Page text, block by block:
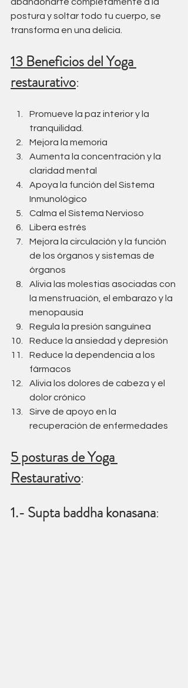
postura y soltar todo tu cuerpo, se
transforma en una delicia.
13 Beneficios del Yoga
restaurativo:
Promueve la paz interior y la
tranquilidad.
Mejora la memoria
Aumenta la concentración y la
claridad mental
Apoya la función del Sistema
Inmunológico
Calma el Sistema Nervioso
Libera estrés
Mejora la circulación y la función
de los órganos y sistemas de
órganos
Alivia las molestias asociadas con
la menstruación, el embarazo y la
menopausia
Regula la presión sanguínea
Reduce la ansiedad y depresión
Reduce la dependencia a los
fármacos
Alivia los dolores de cabeza y el
dolor crónico
Sirve de apoyo en la
recuperación de enfermedades
5 posturas de Yoga
Restaurativo:
1.- Supta baddha konasana: